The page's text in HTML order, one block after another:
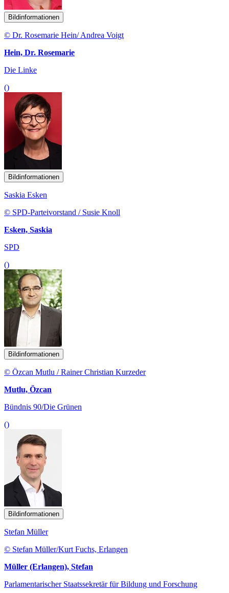
Bildinformationen
© Dr. Rosemarie Hein/ Andrea Voigt
Hein, Dr. Rosemarie
Die Linke
()
Bildinformationen
Saskia Esken
© SPD-Parteivorstand / Susie Knoll
Esken, Saskia
SPD
()
Bildinformationen
© Özcan Mutlu / Rainer Christian Kurzeder
Mutlu, Özcan
Bündnis 90/Die Grünen
()
Bildinformationen
Stefan Müller
© Stefan Müller/Kurt Fuchs, Erlangen
Müller (Erlangen), Stefan
Parlamentarischer Staatssekretär für Bildung und Forschung